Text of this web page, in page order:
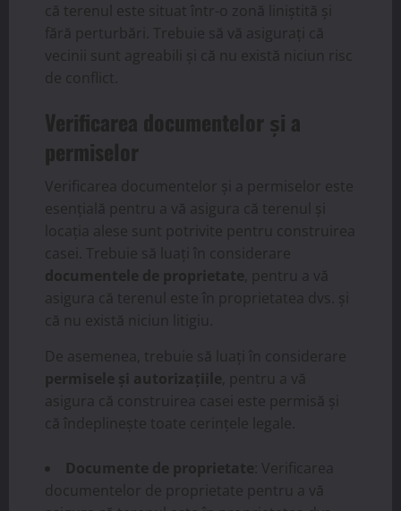
că terenul este situat într-o zonă liniștită și
fără perturbări. Trebuie să vă asigurați că
vecinii sunt agreabili și că nu există niciun risc
de conflict.
Verificarea documentelor și a
permiselor
Verificarea documentelor și a permiselor este
esențială pentru a vă asigura că terenul și
locația alese sunt potrivite pentru construirea
casei. Trebuie să luați în considerare
documentele de proprietate , pentru a vă
asigura că terenul este în proprietatea dvs. și
că nu există niciun litigiu.
De asemenea, trebuie să luați în considerare
permisele și autorizațiile , pentru a vă
asigura că construirea casei este permisă și
că îndeplinește toate cerințele legale.
Documente de proprietate : Verificarea
documentelor de proprietate pentru a vă